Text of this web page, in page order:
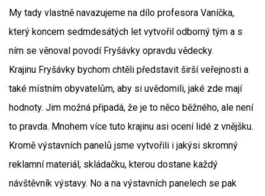
My tady vlastně navazujeme na dílo profesora Vaníčka,
který koncem sedmdesátých let vytvořil odborný tým a s
ním se věnoval povodí Fryšávky opravdu vědecky.
Krajinu Fryšávky bychom chtěli představit širší veřejnosti a
také místním obyvatelům, aby si uvědomili, jaké zde mají
hodnoty. Jim možná připadá, že je to něco běžného, ale není
to pravda. Mnohem více tuto krajinu asi ocení lidé z vnějšku.
Kromě výstavních panelů jsme vytvořili i jakýsi skromný
reklamní materiál, skládačku, kterou dostane každý
návštěvník výstavy. No a na výstavních panelech se pak